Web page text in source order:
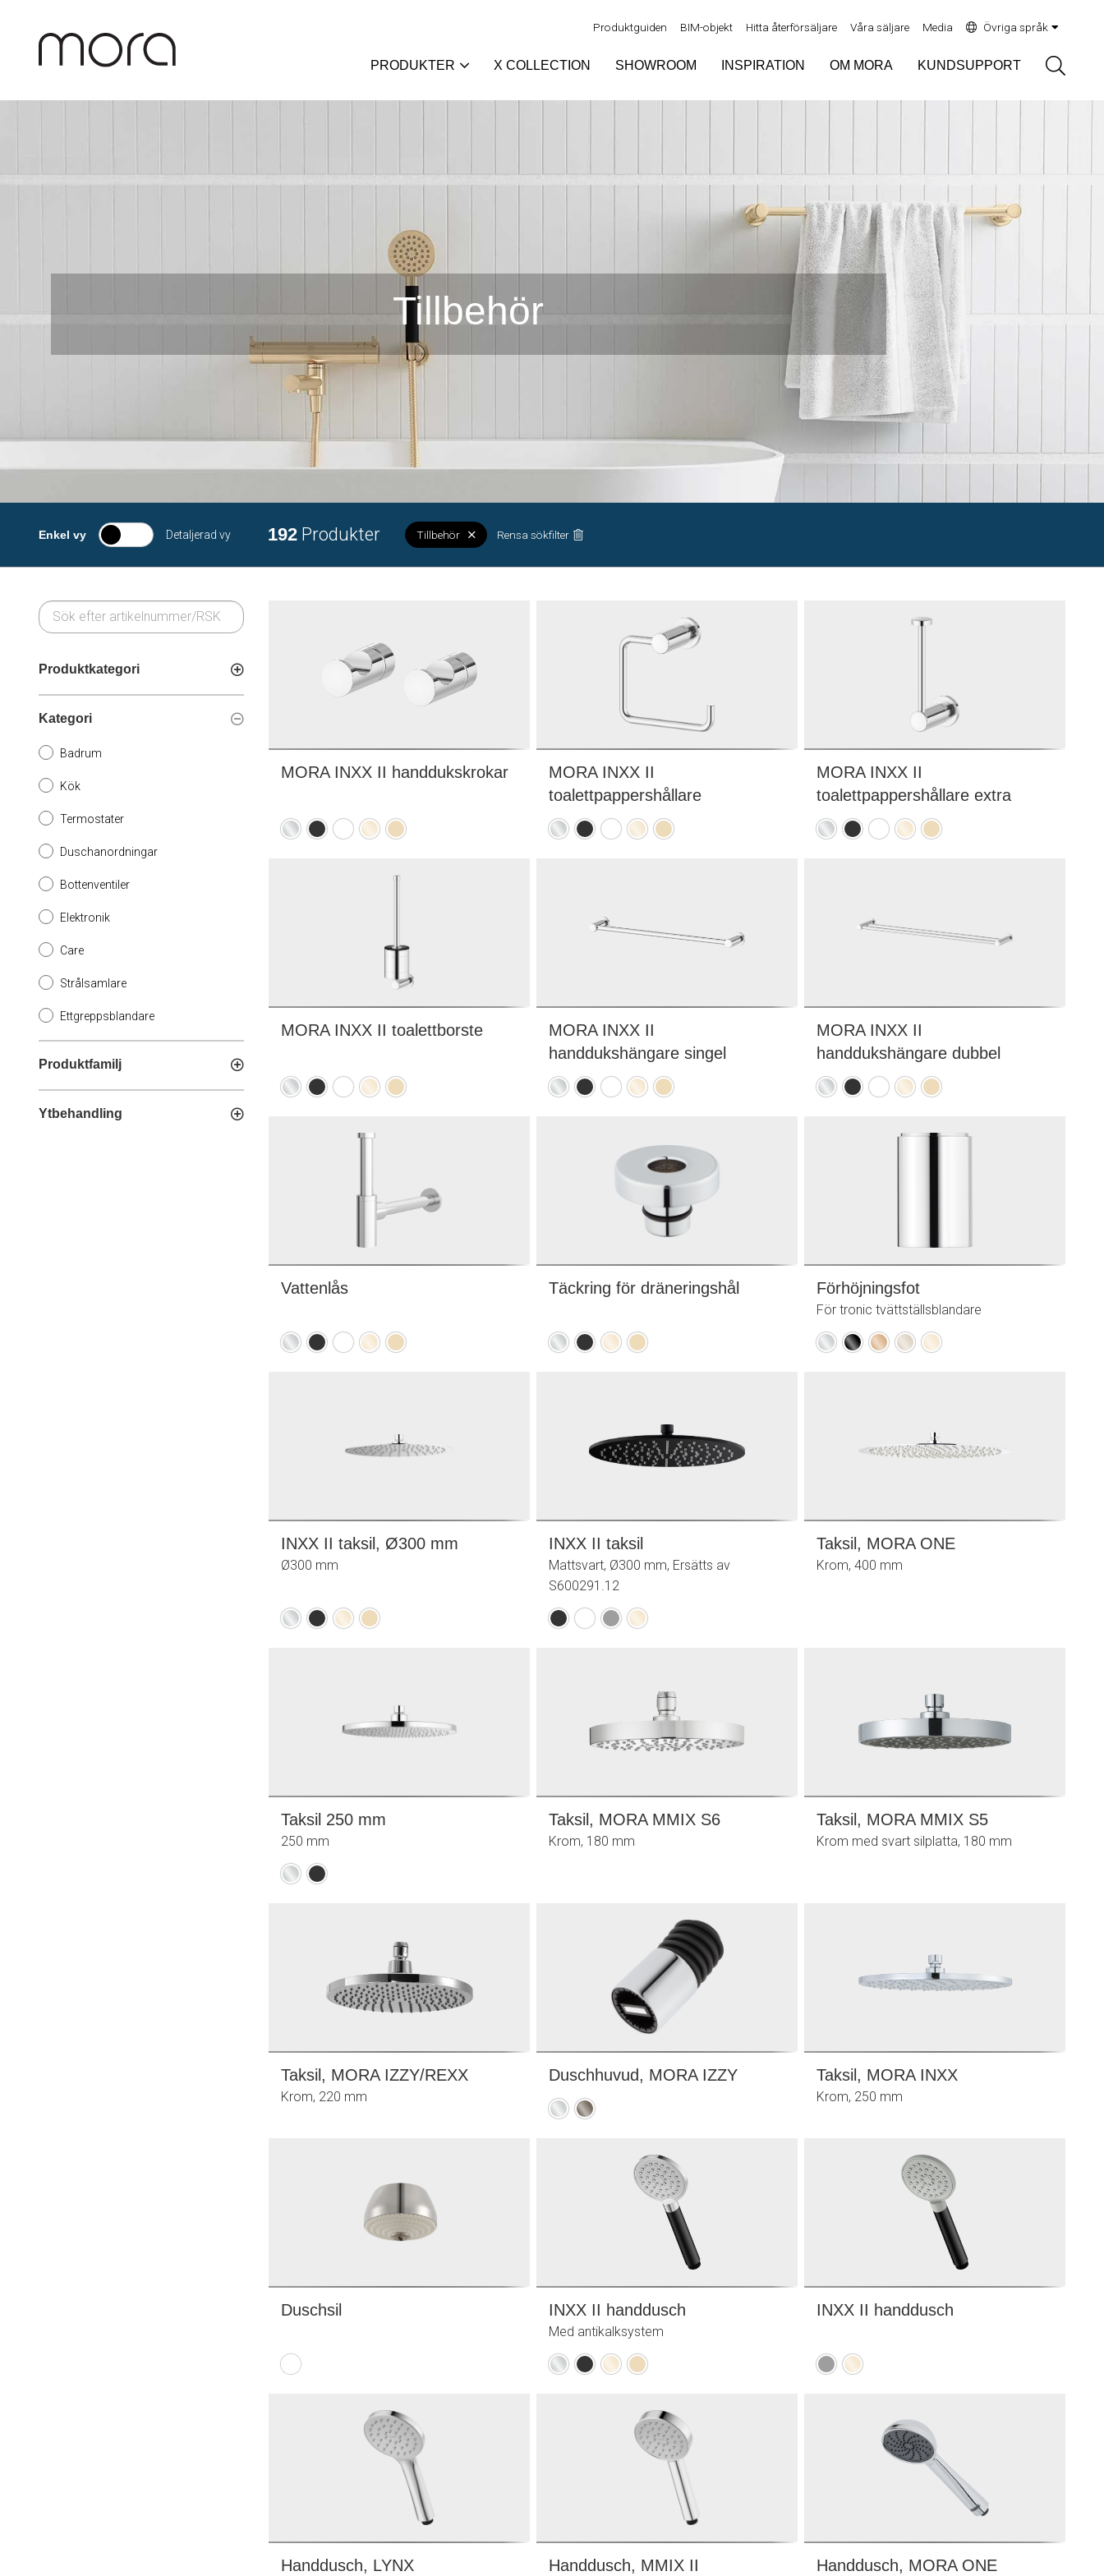
Produktguiden BIM-objekt Hitta återförsäljare Våra säljare Media Övriga språk
PRODUKTER X COLLECTION SHOWROOM INSPIRATION OM MORA KUNDSUPPORT
Tillbehör
Enkel vy Detaljerad vy 192 Produkter Tillbehör Rensa sökfilter
Produktkategori
Kategori
Badrum
Kök
Termostater
Duschanordningar
Bottenventiler
Elektronik
Care
Strålsamlare
Ettgreppsblandare
Produktfamilj
Ytbehandling
MORA INXX II handdukskrokar
KromMattsvart
MattvitPoleradBorstad
(PVD)
MORA INXX II
toalettpappershållare
KromMattsvart
MattvitPoleradBorstad
MORA INXX II
toalettpappershållare extra
KromMattsvart
MattvitPoleradBorstad
MORA INXX II toalettborste
KromMattsvart
MattvitPolerad
(PVD)
Borstad
MORA INXX II
handdukshängare singel
KromMattsvart
MattvitPoleradBorstad
MORA INXX II
handdukshängare dubbel
KromMattsvart
MattvitPolerad
(PVD)
Borstad
(PVD)
Vattenlås
KromMattsvart
MattvitPoleradBorstad
Täckring för dräneringshål
KromMattsvart
PoleradBorstad
Förhöjningsfot
För tronic tvättställsblandare
KromSvartPoleradChampagne
Polerad
INXX II taksil, Ø300 mm
Ø300 mm
KromMattsvart
PoleradBorstad
INXX II taksil
Mattsvart, Ø300 mm, Ersätts av
S600291.12
Mattsvart
MattvitMattgråPolerad
Taksil, MORA ONE
Krom, 400 mm
Taksil 250 mm
250 mm
KromMattsvart
Taksil, MORA MMIX S6
Krom, 180 mm
Taksil, MORA MMIX S5
Krom med svart silplatta, 180 mm
Taksil, MORA IZZY/REXX
Krom, 220 mm
Duschhuvud, MORA IZZY
KromRustic
Taksil, MORA INXX
Krom, 250 mm
Duschsil INXX II handdusch
Med antikalksystem
KromMattsvart
PoleradBorstad
(PVD)
INXX II handdusch
MattgråPolerad
Handdusch, LYNX Handdusch, MMIX II Handdusch, MORA ONE